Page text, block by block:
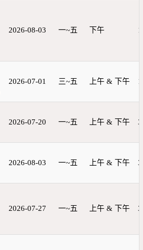
2026-08-03 一~五 下午
2026-07-01 三~五 上午 & 下午
2026-07-20 一~五 上午 & 下午
2026-08-03 一~五 上午 & 下午
2026-07-27 一~五 上午 & 下午